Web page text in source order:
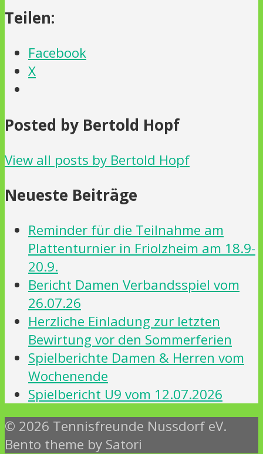
Teilen:
Facebook
X
Posted by Bertold Hopf
View all posts by Bertold Hopf
Neueste Beiträge
Reminder für die Teilnahme am
Plattenturnier in Friolzheim am 18.9-
20.9.
Bericht Damen Verbandsspiel vom
26.07.26
Herzliche Einladung zur letzten
Bewirtung vor den Sommerferien
Spielberichte Damen & Herren vom
Wochenende
Spielbericht U9 vom 12.07.2026
© 2026 Tennisfreunde Nussdorf eV.
Bento theme by Satori